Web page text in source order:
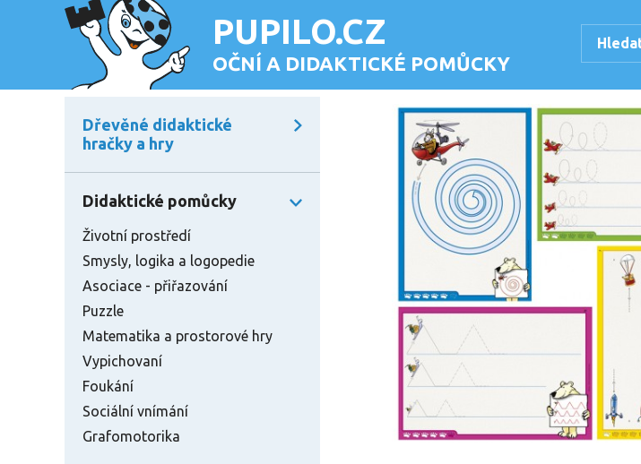
PUPILO.CZ
OČNÍ A DIDAKTICKÉ POMŮCKY
Dřevěné didaktické
hračky a hry
Didaktické pomůcky
Životní prostředí
Smysly, logika a logopedie
Asociace - přiřazování
Puzzle
Matematika a prostorové hry
Vypichovaní
Foukání
Sociální vnímání
Grafomotorika